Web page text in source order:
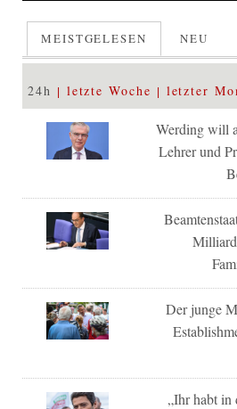
MEISTGELESEN NEU
24h letzte Woche letzter
Werding will
Lehrer und
Der junge
„Ihr habt in